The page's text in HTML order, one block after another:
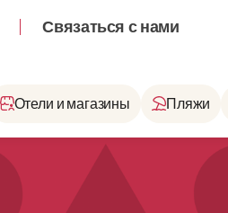
Связаться с нами
Отели и магазины Пляжи